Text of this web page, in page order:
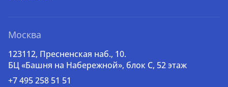
Москва
123112, Пресненская наб., 10.
БЦ «Башня на Набережной», блок С, 52 этаж
+7 495 258 51 51